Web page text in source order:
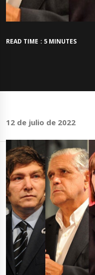
READ TIME : 5 MINUTES
12 de julio de 2022